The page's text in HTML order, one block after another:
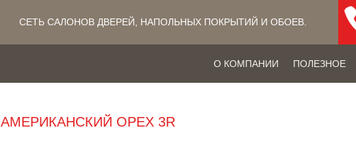
СЕТЬ САЛОНОВ ДВЕРЕЙ, НАПОЛЬНЫХ ПОКРЫТИЙ​ И ОБОЕВ.
О КОМПАНИИ ПОЛЕЗНОЕ
АМЕРИКАНСКИЙ OРЕХ 3R